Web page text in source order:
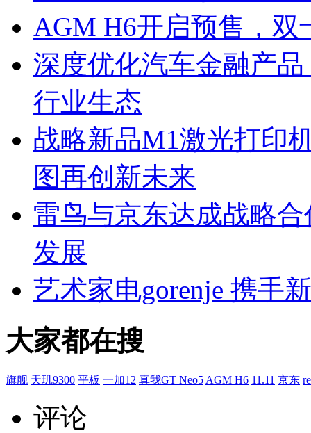
AGM H6开启预售，
深度优化汽车金融产
行业生态
战略新品M1激光打印
图再创新未来
雷鸟与京东达成战略
发展
艺术家电gorenje 携手
大家都在搜
旗舰 天玑9300 平板 一加12 真我GT Neo5 AGM H6 11.11 京东
评论